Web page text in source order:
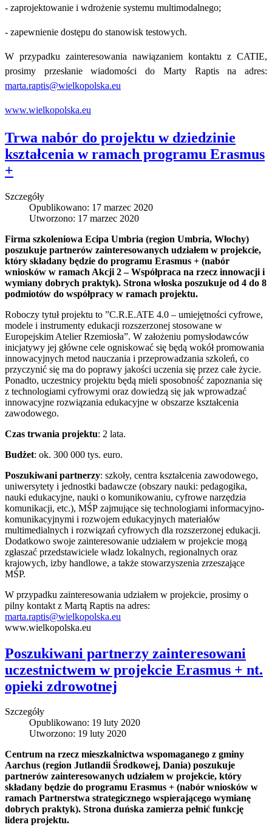
- zaprojektowanie i wdrożenie systemu multimodalnego;
- zapewnienie dostępu do stanowisk testowych.
W przypadku zainteresowania nawiązaniem kontaktu z CATIE,
prosimy przesłanie wiadomości do Marty Raptis na adres:
marta.raptis@wielkopolska.eu
www.wielkopolska.eu
Trwa nabór do projektu w dziedzinie
kształcenia w ramach programu Erasmus
+
Szczegóły
Opublikowano: 17 marzec 2020
Utworzono: 17 marzec 2020
Firma szkoleniowa Ecipa Umbria (region Umbria, Włochy)
poszukuje partnerów zainteresowanych udziałem w projekcie,
który składany będzie do programu Erasmus + (nabór
wniosków w ramach Akcji 2 – Współpraca na rzecz innowacji i
wymiany dobrych praktyk). Strona włoska poszukuje od 4 do 8
podmiotów do współpracy w ramach projektu.
Roboczy tytuł projektu to ”C.R.E.ATE 4.0 – umiejętności cyfrowe,
modele i instrumenty edukacji rozszerzonej stosowane w
Europejskim Atelier Rzemiosła”. W założeniu pomysłodawców
inicjatywy jej główne cele ogniskować się będą wokół promowania
innowacyjnych metod nauczania i przeprowadzania szkoleń, co
przyczynić się ma do poprawy jakości uczenia się przez całe życie.
Ponadto, uczestnicy projektu będą mieli sposobność zapoznania się
z technologiami cyfrowymi oraz dowiedzą się jak wprowadzać
innowacyjne rozwiązania edukacyjne w obszarze kształcenia
zawodowego.
Czas trwania projektu: 2 lata.
Budżet: ok. 300 000 tys. euro.
Poszukiwani partnerzy: szkoły, centra kształcenia zawodowego,
uniwersytety i jednostki badawcze (obszary nauki: pedagogika,
nauki edukacyjne, nauki o komunikowaniu, cyfrowe narzędzia
komunikacji, etc.), MŚP zajmujące się technologiami informacyjno-
komunikacyjnymi i rozwojem edukacyjnych materiałów
multimedialnych i rozwiązań cyfrowych dla rozszerzonej edukacji.
Dodatkowo swoje zainteresowanie udziałem w projekcie mogą
zgłaszać przedstawiciele władz lokalnych, regionalnych oraz
krajowych, izby handlowe, a także stowarzyszenia zrzeszające
MŚP.
W przypadku zainteresowania udziałem w projekcie, prosimy o
pilny kontakt z Martą Raptis na adres:
marta.raptis@wielkopolska.eu
www.wielkopolska.eu
Poszukiwani partnerzy zainteresowani
uczestnictwem w projekcie Erasmus + nt.
opieki zdrowotnej
Szczegóły
Opublikowano: 19 luty 2020
Utworzono: 19 luty 2020
Centrum na rzecz mieszkalnictwa wspomaganego z gminy
Aarchus (region Jutlandii Środkowej, Dania) poszukuje
partnerów zainteresowanych udziałem w projekcie, który
składany będzie do programu Erasmus + (nabór wniosków w
ramach Partnerstwa strategicznego wspierającego wymianę
dobrych praktyk). Strona duńska zamierza pełnić funkcję
lidera projektu.